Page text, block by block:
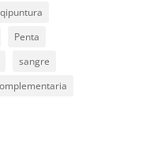
Penta
sangre